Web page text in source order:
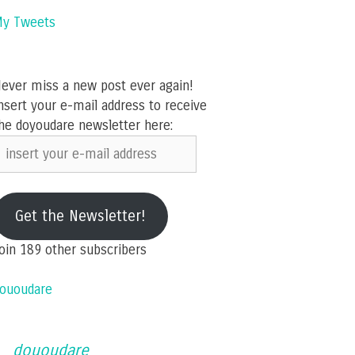
Tweets
miss a new post ever again!
your e-mail address to receive
doyoudare newsletter here:
insert
your
Get the Newsletter!
189 other subscribers
dououdare